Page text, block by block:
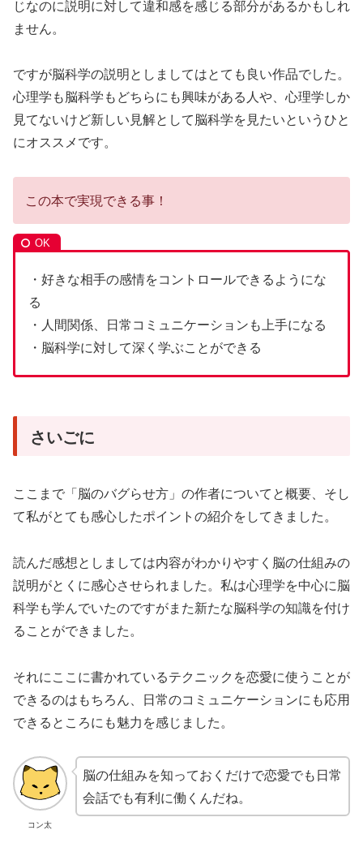
じなのに説明に対して違和感を感じる部分があるかもしれ
ません。
ですが脳科学の説明としましてはとても良い作品でした。
心理学も脳科学もどちらにも興味がある人や、心理学しか
見てないけど新しい見解として脳科学を見たいというひと
にオススメです。
この本で実現できる事！
・好きな相手の感情をコントロールできるようにな
る
・人間関係、日常コミュニケーションも上手になる
・脳科学に対して深く学ぶことができる
さいごに
ここまで「脳のバグらせ方」の作者についてと概要、そし
て私がとても感心したポイントの紹介をしてきました。
読んだ感想としましては内容がわかりやすく脳の仕組みの
説明がとくに感心させられました。私は心理学を中心に脳
科学も学んでいたのですがまた新たな脳科学の知識を付け
ることができました。
それにここに書かれているテクニックを恋愛に使うことが
できるのはもちろん、日常のコミュニケーションにも応用
できるところにも魅力を感じました。
コン太
脳の仕組みを知っておくだけで恋愛でも日常
会話でも有利に働くんだね。